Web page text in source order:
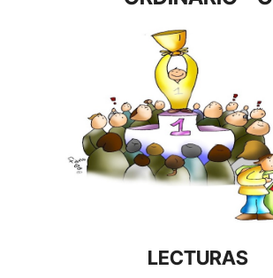
LECTURAS